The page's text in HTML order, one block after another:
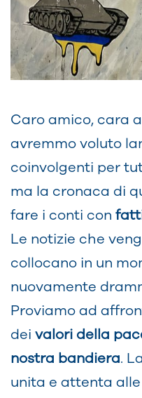
Caro amico, cara
avremmo voluto
coinvolgenti per
ma la cronaca di
fare i conti con
Le notizie che
collocano in un
nuovamente
Proviamo ad
dei valori della
nostra bandiera.
unita e attenta